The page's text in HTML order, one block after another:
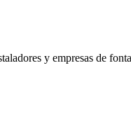
y empresas de